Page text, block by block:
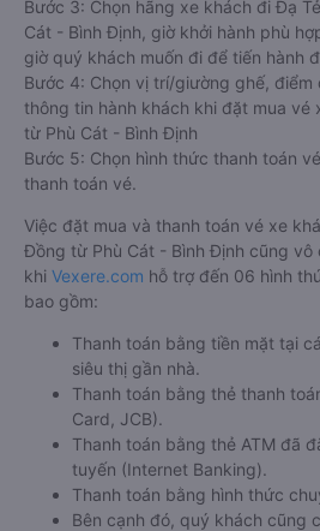
Bước 3: Chọn hãng xe khách đi Đạ
Cát - Bình Định, giờ khởi hành phù
giờ quý khách muốn đi để tiến hành
Bước 4: Chọn vị trí/giường ghế, điểm
thông tin hành khách khi đặt mua vé
từ Phù Cát - Bình Định
Bước 5: Chọn hình thức thanh toán
thanh toán vé.
Việc đặt mua và thanh toán vé xe
Đồng từ Phù Cát - Bình Định cũng vô
khi Vexere.com hỗ trợ đến 06 hình
bao gồm:
Thanh toán bằng tiền mặt tại
siêu thị gần nhà.
Thanh toán bằng thẻ thanh
Card, JCB).
Thanh toán bằng thẻ ATM đã
tuyến (Internet Banking).
Thanh toán bằng hình thức
Bên cạnh đó, quý khách cũng